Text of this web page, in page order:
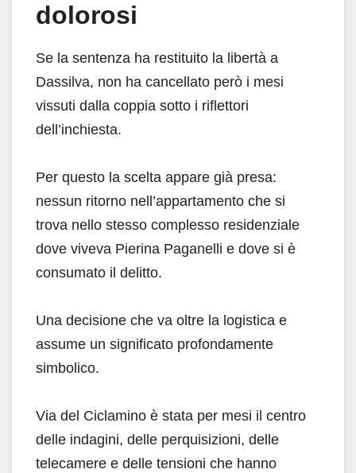
dolorosi
Se la sentenza ha restituito la libertà a
Dassilva, non ha cancellato però i mesi
vissuti dalla coppia sotto i riflettori
dell’inchiesta.
Per questo la scelta appare già presa:
nessun ritorno nell’appartamento che si
trova nello stesso complesso residenziale
dove viveva Pierina Paganelli e dove si è
consumato il delitto.
Una decisione che va oltre la logistica e
assume un significato profondamente
simbolico.
Via del Ciclamino è stata per mesi il centro
delle indagini, delle perquisizioni, delle
telecamere e delle tensioni che hanno